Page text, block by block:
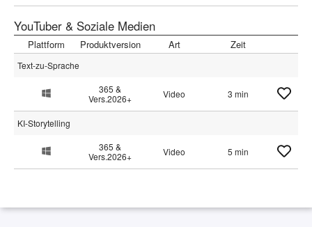
YouTuber & Soziale Medien
Plattform Produktversion Art Zeit
Text-zu-Sprache
365 &
Vers.2026+
Video 3 min
KI-Storytelling
365 &
Vers.2026+
Video 5 min